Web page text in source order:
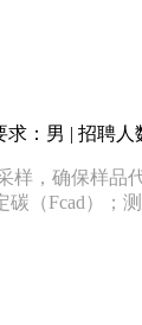
：男 | 招聘人
样，确保样
（Fcad）；